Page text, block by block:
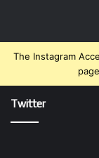
The Instagram
Twitter